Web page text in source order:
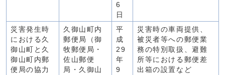
6
日
災害発生時
における久
御山町と久
御山町内郵
便局の協力
久御山町内
郵便局（御
牧郵便局・
佐山郵便
局・久御山
平
成
29
年
9
災害時の車両提供、
被災者等への郵便業
務の特別取扱、避難
所等における郵便差
出箱の設置など